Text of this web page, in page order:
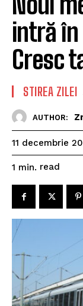
intră în
Cresc
STIREA ZILEI
AUTHOR:
11 decembrie
1 min. read